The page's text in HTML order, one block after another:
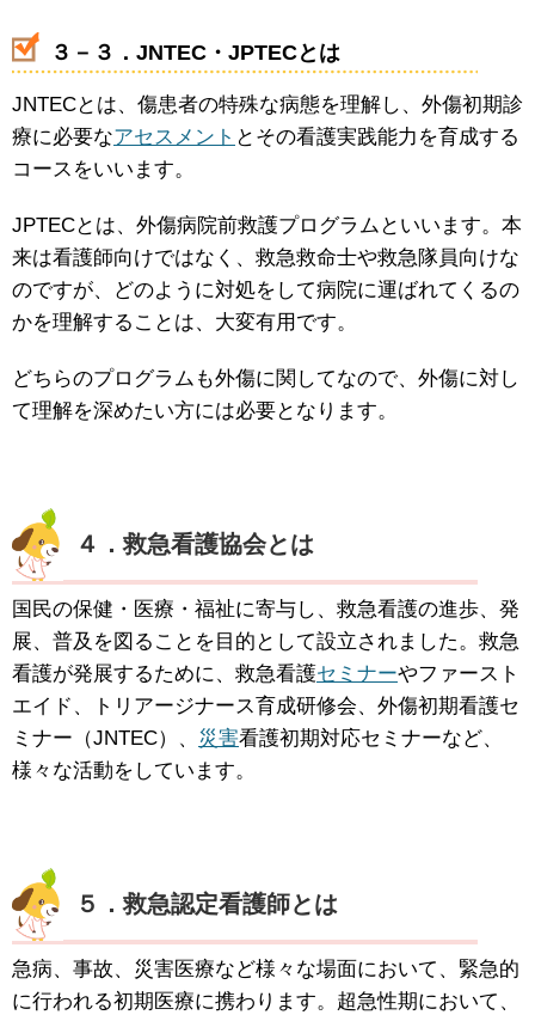
３－３．JNTEC・JPTECとは
JNTECとは、傷患者の特殊な病態を理解し、外傷初期診
療に必要なアセスメント とその看護実践能力を育成する
コースをいいます。
JPTECとは、外傷病院前救護プログラムといいます。本
来は看護師向けではなく、救急救命士や救急隊員向けな
のですが、どのように対処をして病院に運ばれてくるの
かを理解することは、大変有用です。
どちらのプログラムも外傷に関してなので、外傷に対し
て理解を深めたい方には必要となります。
４．救急看護協会とは
国民の保健・医療・福祉に寄与し、救急看護の進歩、発
展、普及を図ることを目的として設立されました。救急
看護が発展するために、救急看護セミナーやファースト
エイド、トリアージナース育成研修会、外傷初期看護セ
ミナー（JNTEC）、 災害看護初期対応セミナーなど、
様々な活動をしています。
５．救急認定看護師とは
急病、事故、災害医療など様々な場面において、緊急的
に行われる初期医療に携わります。超急性期において、